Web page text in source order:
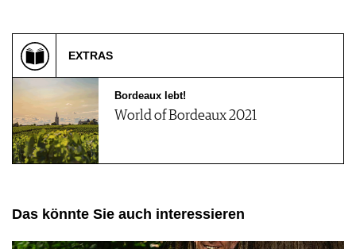
EXTRAS
Bordeaux lebt!
World of Bordeaux 2021
Das könnte Sie auch interessieren